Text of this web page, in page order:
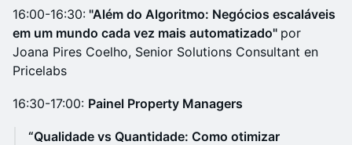
16:00-16:30: "Além do Algoritmo: Negócios escaláveis ​​
em um mundo cada vez mais automatizado" por
Joana Pires Coelho, Senior Solutions Consultant en
Pricelabs
16:30-17:00: Painel Property Managers
“Qualidade vs Quantidade: Como otimizar